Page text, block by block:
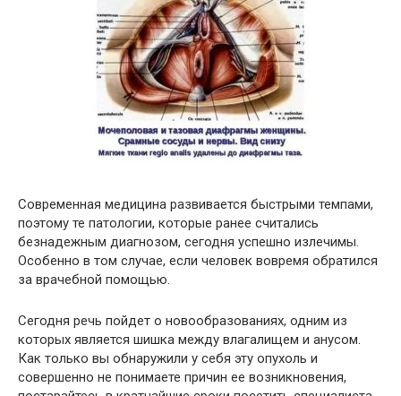
Современная медицина развивается быстрыми темпами,
поэтому те патологии, которые ранее считались
безнадежным диагнозом, сегодня успешно излечимы.
Особенно в том случае, если человек вовремя обратился
за врачебной помощью.
Сегодня речь пойдет о новообразованиях, одним из
которых является шишка между влагалищем и анусом.
Как только вы обнаружили у себя эту опухоль и
совершенно не понимаете причин ее возникновения,